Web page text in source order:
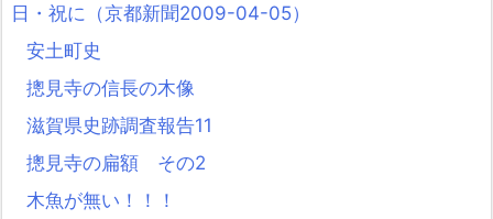
日・祝に（京都新聞2009-04-05）
安土町史
摠見寺の信長の木像
滋賀県史跡調査報告11
摠見寺の扁額 その2
木魚が無い！！！